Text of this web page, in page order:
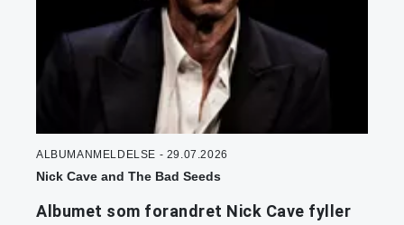
ALBUMANMELDELSE - 29.07.2026
Nick Cave and The Bad Seeds
Albumet som forandret Nick Cave fyller